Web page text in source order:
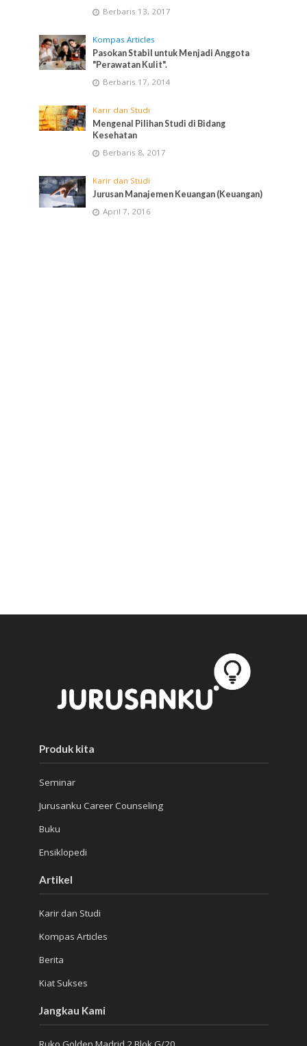
Berbaris 13, 2017
Kompas Articles
Pasokan Stabil untuk Menjadi Anggota
"Perawatan Kulit".
Berbaris 17, 2014
Karir dan Studi
Mengenal Pilihan Studi di Bidang
Kesehatan
Berbaris 8, 2017
Karir dan Studi
Jurusan Manajemen Keuangan (Keuangan)
April 7, 2016
Produk kita
Seminar
Jurusanku Career Counseling
Buku
Ensiklopedi
Artikel
Karir dan Studi
Kompas Articles
Berita
Kiat Sukses
Jangkau Kami